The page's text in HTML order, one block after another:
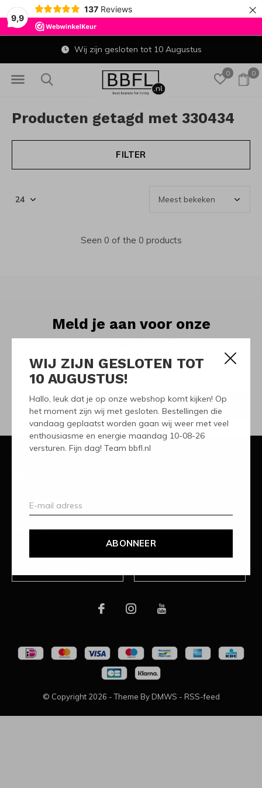
9,9
137 Reviews ×
WIJ ZIJN GESLOTEN TOT
10 AUGUSTUS!
Hallo, leuk dat je op onze webshop komt kijken! Op
het moment zijn wij met gesloten. Bestellingen die
vandaag geplaatst worden gaan wij weer met veel
enthousiasme en energie maandag 10-08-26
versturen. Fijn dag! Team bbfl.nl
ABONNEER
0 0
Wij zijn gesloten tot 10 Augustus
Producten getagd met 330434
FILTER
Seen 0 of the 0 products
Meld je aan voor onze
nieuwsbrief
Ontvang de nieuwste aanbiedingen en promoties
ABONNEER
Klantenservice
Categorieën
Over ons
© Copyright 2026 - Theme By DMWS - RSS-feed